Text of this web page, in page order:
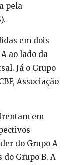
pela
em dois
ao lado da
Já o Grupo
Associação
em
do Grupo A
Grupo B. A